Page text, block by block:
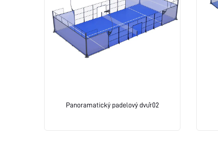
Panoramatický padelový dvůr02